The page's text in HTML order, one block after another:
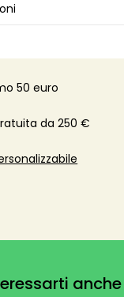
50 euro
da 250 €